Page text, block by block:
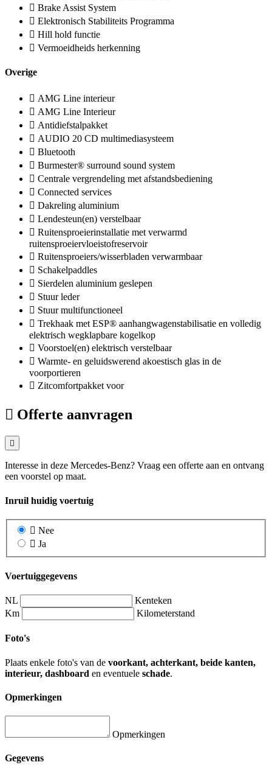
Brake Assist System
Elektronisch Stabiliteits Programma
Hill hold functie
Vermoeidheids herkenning
Overige
AMG Line interieur
AMG Line Interieur
Antidiefstalpakket
AUDIO 20 CD multimediasysteem
Bluetooth
Burmester® surround sound system
Centrale vergrendeling met afstandsbediening
Connected services
Dakreling aluminium
Lendesteun(en) verstelbaar
Ruitensproeierinstallatie met verwarmd
ruitensproeiervloeistofreservoir
Ruitensproeiers/wisserbladen verwarmbaar
Schakelpaddles
Sierdelen aluminium geslepen
Stuur leder
Stuur multifunctioneel
Trekhaak met ESP® aanhangwagenstabilisatie en volledig
elektrisch wegklapbare kogelkop
Voorstoel(en) elektrisch verstelbaar
Warmte- en geluidswerend akoestisch glas in de
voorportieren
Zitcomfortpakket voor
Offerte aanvragen
Interesse in deze Mercedes-Benz? Vraag een offerte aan en ontvang
een voorstel op maat.
Inruil huidig voertuig
Nee
Ja
Voertuiggegevens
NL
Kenteken
Km
Kilometerstand
Foto's
Plaats enkele foto's van de voorkant, achterkant, beide kanten,
interieur, dashboard en eventuele schade.
Opmerkingen
Opmerkingen
Gegevens